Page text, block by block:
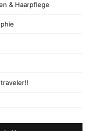
& Haarpflege